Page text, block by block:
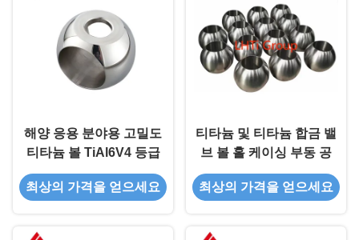
해양 응용 분야용 고밀도
티타늄 볼 TiAl6V4 등급
최상의 가격을 얻으세요
티타늄 및 티타늄 합금 밸
브 볼 홀 케이싱 부동 공
최상의 가격을 얻으세요